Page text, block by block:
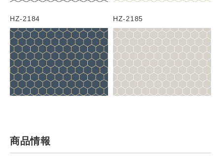
HZ-2184 HZ-2185
商品情報